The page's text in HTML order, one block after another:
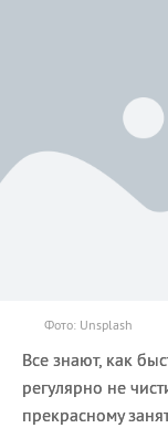
Фото: Unsplash
Все знают, как
регулярно не
прекрасному